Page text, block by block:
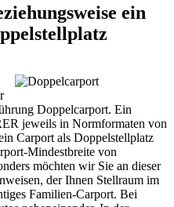
ein
Doppelcarport. Ein
jeweils in Normformaten von
Carport als Doppelstellplatz
Mindestbreite von
möchten wir Sie an dieser
der Ihnen Stellraum im
Familien-Carport. Bei